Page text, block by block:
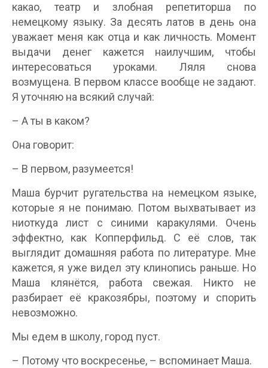
какао, театр и злобная репетиторша по
немецкому языку. За десять латов в день она
уважает меня как отца и как личность. Момент
выдачи денег кажется наилучшим, чтобы
интересоваться уроками. Ляля снова
возмущена. В первом классе вообще не задают.
Я уточняю на всякий случай:
– А ты в каком?
Она говорит:
– В первом, разумеется!
Маша бурчит ругательства на немецком языке,
которые я не понимаю. Потом выхватывает из
ниоткуда лист с синими каракулями. Очень
эффектно, как Копперфильд. С её слов, так
выглядит домашняя работа по литературе. Мне
кажется, я уже видел эту клинопись раньше. Но
Маша клянётся, работа свежая. Никто не
разбирает её кракозябры, поэтому и спорить
невозможно.
Мы едем в школу, город пуст.
– Потому что воскресенье, – вспоминает Маша.